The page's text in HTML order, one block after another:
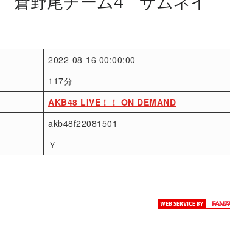
2022-08-16 00:00:00
117分
AKB48 LIVE！！ ON DEMAND
akb48f22081501
￥-